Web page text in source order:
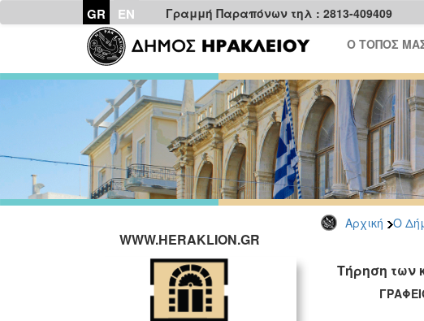
GR EN Γραμμή Παραπόνων τηλ : 2813-409409
Ο ΤΟΠΟΣ
Αρχική Ο
WWW.HERAKLION.GR
Τήρηση των
ΓΡΑΦΕΙΟ